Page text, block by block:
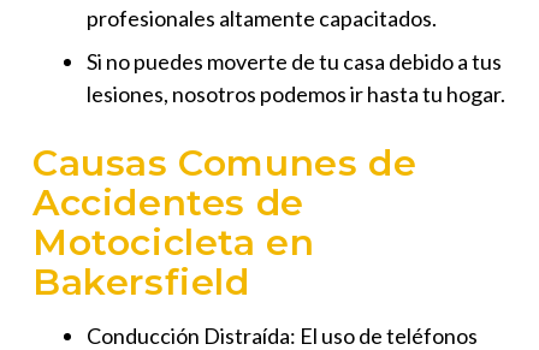
profesionales altamente capacitados.
Si no puedes moverte de tu casa debido a tus
lesiones, nosotros podemos ir hasta tu hogar.
Causas Comunes de
Accidentes de
Motocicleta en
Bakersfield
Conducción Distraída: El uso de teléfonos